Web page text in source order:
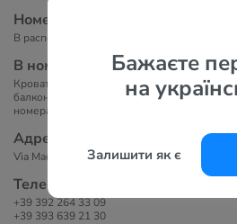
Бажаєте
на
Залишити як є
Номера
В распоряжении гостей три комнаты.
В номерах
Кровать, прикроватные тумбочки, Wi-Fi,
балкон, шкаф/вешалка для одежды, ванная
номерах), стол, стул.
Адрес
Via Madonna della Salute 16, 31057 Silea,
Телефоны
+39 392 264 33 09
+39 393 639 21 30